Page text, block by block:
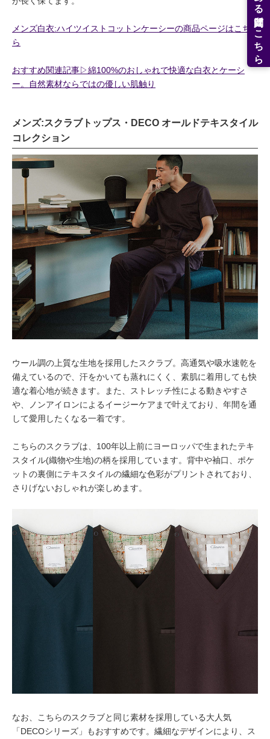
メンズ白衣:ハイツイストコットンケーシーの商品ページはこち
ら
おすすめ関連記事▷綿100%のおしゃれで快適な白衣とケーシ
ー。自然素材ならではの優しい肌触り
メンズ:スクラブトップス・DECO オールドテキスタイル
コレクション
ウール調の上質な生地を採用したスクラブ。高通気や吸水速乾を
備えているので、汗をかいても蒸れにくく、素肌に着用しても快
適な着心地が続きます。また、ストレッチ性による動きやすさ
や、ノンアイロンによるイージーケアまで叶えており、年間を通
して愛用したくなる一着です。
こちらのスクラブは、100年以上前にヨーロッパで生まれたテキ
スタイル(織物や生地)の柄を採用しています。背中や袖口、ポケ
ットの裏側にテキスタイルの繊細な色彩がプリントされており、
さりげないおしゃれが楽しめます。
なお、こちらのスクラブと同じ素材を採用している大人気
「DECOシリーズ」もおすすめです。繊細なデザインにより、ス